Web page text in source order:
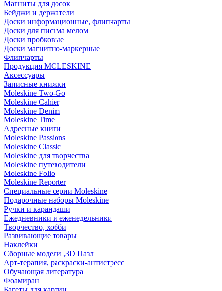
Магниты для досок
Бейджи и держатели
Доски информационные, флипчарты
Доски для письма мелом
Доски пробковые
Доски магнитно-маркерные
Флипчарты
Продукция MOLESKINE
Аксессуары
Записные книжки
Moleskine Two-Go
Moleskine Cahier
Moleskine Denim
Moleskine Time
Адресные книги
Moleskine Passions
Moleskine Classic
Moleskine для творчества
Moleskine путеводители
Moleskine Folio
Moleskine Reporter
Специальные серии Moleskine
Подарочные наборы Moleskine
Ручки и карандаши
Ежедневники и еженедельники
Творчество, хобби
Развивающие товары
Наклейки
Сборные модели ,3D Пазл
Арт-терапия, раскраски-антистресс
Обучающая литература
Фоамиран
Багеты для картин